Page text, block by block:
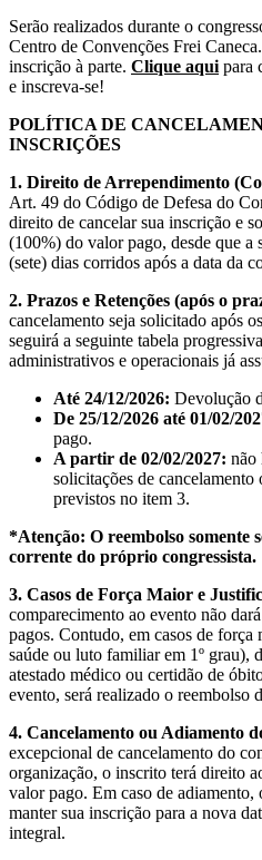
Serão realizados durante o
Centro de Convenções Frei
inscrição à parte. Clique aqui para
e inscreva-se!
POLÍTICA DE
INSCRIÇÕES
1. Direito de Arrependimento
Art. 49 do Código de Defesa do
direito de cancelar sua inscrição e
(100%) do valor pago, desde que a
(sete) dias corridos após a data da
2. Prazos e Retenções (após o
cancelamento seja solicitado após
seguirá a seguinte tabela
administrativos e operacionais já
Até 24/12/2026: Devolução
De 25/12/2026 até 01/02/
pago.
A partir de 02/02/2027: não
solicitações de cancelamento
previstos no item 3.
*Atenção: O reembolso somente
corrente do próprio congressista.
3. Casos de Força Maior e
comparecimento ao evento não
pagos. Contudo, em casos de
saúde ou luto familiar em 1º grau),
atestado médico ou certidão de
evento, será realizado o reembolso
4. Cancelamento ou Adiamento
excepcional de cancelamento do
organização, o inscrito terá direito
valor pago. Em caso de
manter sua inscrição para a nova
integral.